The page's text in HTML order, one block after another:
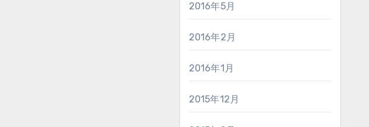
2016年5月
2016年2月
2016年1月
2015年12月